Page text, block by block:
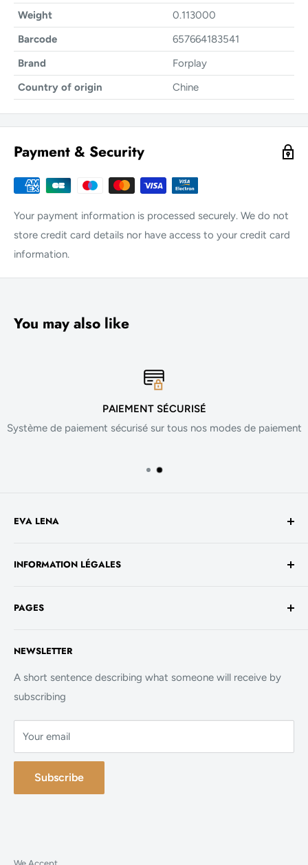
Weight
0.113000
Barcode
657664183541
Brand
Forplay
Country of origin
Chine
Payment & Security
Your payment information is processed securely. We do not
store credit card details nor have access to your credit card
information.
You may also like
PAIEMENT SÉCURISÉ
Système de paiement sécurisé sur tous nos modes de paiement
EVA LENA
1930 Luxembourg
+352 661 949 582
INFORMATION LÉGALES
Mentions légales
Politique de cookies
PAGES
La Boutique
FAQ
Contact
NEWSLETTER
A short sentence describing what someone will receive by
subscribing
Your email
Subscribe